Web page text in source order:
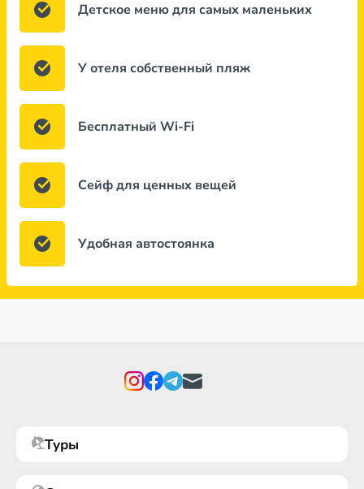
Детское меню для самых маленьких
У отеля собственный пляж
Бесплатный Wi-Fi
Сейф для ценных вещей
Удобная автостоянка
Туры